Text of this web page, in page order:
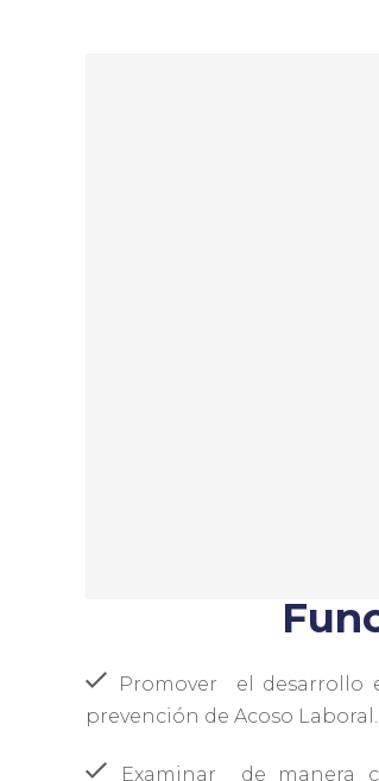
Promover
el desarrollo
prevención de Acoso Laboral.
Examinar
de manera